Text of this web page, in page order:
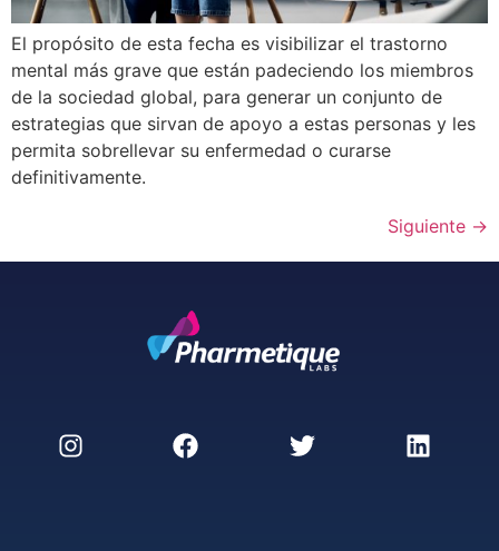
El propósito de esta fecha es visibilizar el trastorno
mental más grave que están padeciendo los miembros
de la sociedad global, para generar un conjunto de
estrategias que sirvan de apoyo a estas personas y les
permita sobrellevar su enfermedad o curarse
definitivamente.
Siguiente →